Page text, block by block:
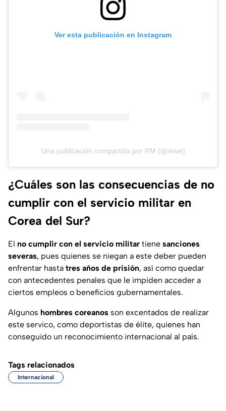
Ver esta publicación en Instagram
Una publicación compartida por RM (@rkive)
¿Cuáles son las consecuencias de no
cumplir con el servicio militar en
Corea del Sur?
El no cumplir con el servicio militar tiene sanciones
severas, pues quienes se niegan a este deber pueden
enfrentar hasta tres años de prisión, así como quedar
con antecedentes penales que le impiden acceder a
ciertos empleos o beneficios gubernamentales.
Algunos hombres coreanos son excentados de realizar
este servico, como deportistas de élite, quienes han
conseguido un reconocimiento internacional al país.
Tags relacionados
Internacional